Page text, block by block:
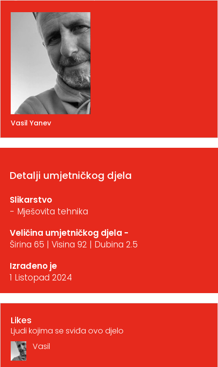
Vasil Yanev
Detalji umjetničkog djela
Slikarstvo
- Mješovita tehnika
Veličina umjetničkog djela -
Širina 65 | Visina 92 | Dubina 2.5
Izrađeno je
1 Listopad 2024
Likes
Ljudi kojima se sviđa ovo djelo
Vasil